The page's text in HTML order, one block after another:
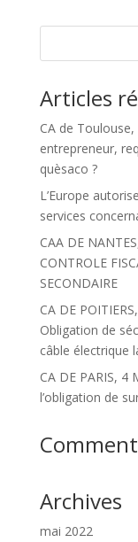
Articles
CA de
entrepreneur,
quèsaco ?
L’Europe
services
CAA DE
CONTROLE
SECONDAIRE
CA DE
Obligation de
câble électrique
CA DE PARIS, 4
l’obligation de
Archives
mai 2022